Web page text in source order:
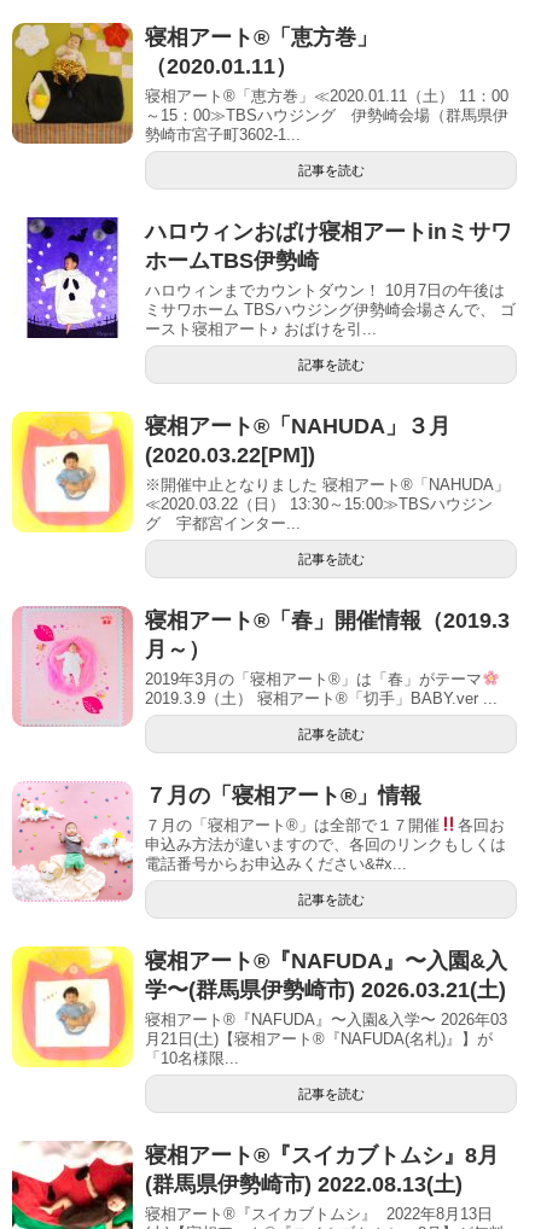
寝相アート®「恵方巻」
（2020.01.11）
寝相アート®「恵方巻」≪2020.01.11（土） 11：00
～15：00≫TBSハウジング 伊勢崎会場（群馬県伊
勢崎市宮子町3602-1...
記事を読む
ハロウィンおばけ寝相アートinミサワ
ホームTBS伊勢崎
ハロウィンまでカウントダウン！ 10月7日の午後は
ミサワホーム TBSハウジング伊勢崎会場さんで、 ゴ
ースト寝相アート♪ おばけを引...
記事を読む
寝相アート®「NAHUDA」３月
(2020.03.22[PM])
※開催中止となりました 寝相アート®「NAHUDA」
≪2020.03.22（日） 13:30～15:00≫TBSハウジン
グ 宇都宮インター...
記事を読む
寝相アート®「春」開催情報（2019.3
月～）
2019年3月の「寝相アート®」は「春」がテーマ
2019.3.9（土） 寝相アート®「切手」BABY.ver ...
記事を読む
７月の「寝相アート®」情報
７月の「寝相アート®」は全部で１７開催
各回お
申込み方法が違いますので、各回のリンクもしくは
電話番号からお申込みください&#x...
記事を読む
寝相アート®︎『NAFUDA』〜入園&入
学〜(群馬県伊勢崎市) 2026.03.21(土)
寝相アート®『NAFUDA』〜入園&入学〜 2026年03
月21日(土)【寝相アート®︎『NAFUDA(名札)』】が
「10名様限...
記事を読む
寝相アート®︎『スイカブトムシ』8月
(群馬県伊勢崎市) 2022.08.13(土)
寝相アート®『スイカブトムシ』 2022年8月13日